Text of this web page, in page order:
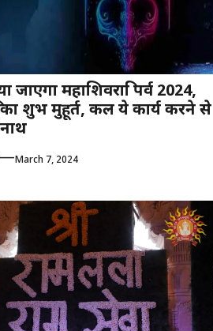
जाएगा महाशिवरात्रि पर्व 2024,
का शुभ मुहूर्त, कल ये कार्य करने से
—March 7, 2024